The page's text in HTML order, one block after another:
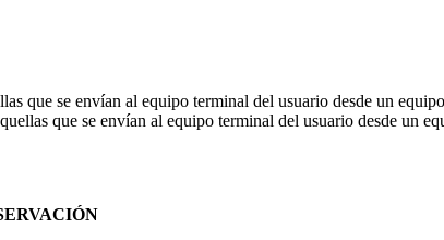
que se envían al equipo terminal del usuario desde un
que se envían al equipo terminal del usuario desde un